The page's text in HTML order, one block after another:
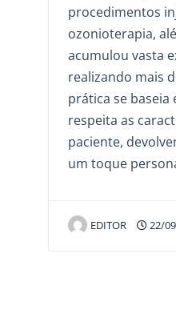
procedimentos
ozonioterapia,
acumulou vasta
realizando mais
prática se
respeita as
paciente,
um toque
EDITOR 22/